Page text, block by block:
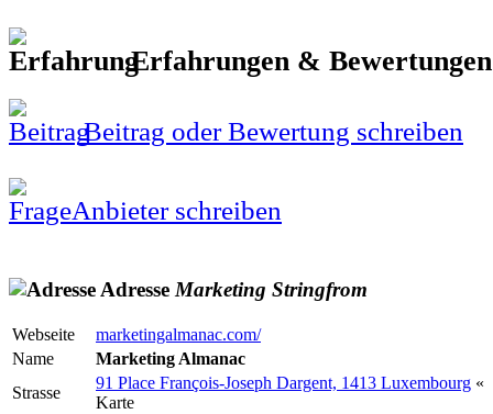
Erfahrungen &
Beitrag oder Bewertung schreiben
Anbieter schreiben
Adresse Marketing Stringfrom
Webseite
marketingalmanac.com/
Name
Marketing Almanac
Strasse
91 Place François-Joseph Dargent, 1413 Luxembourg «
Karte